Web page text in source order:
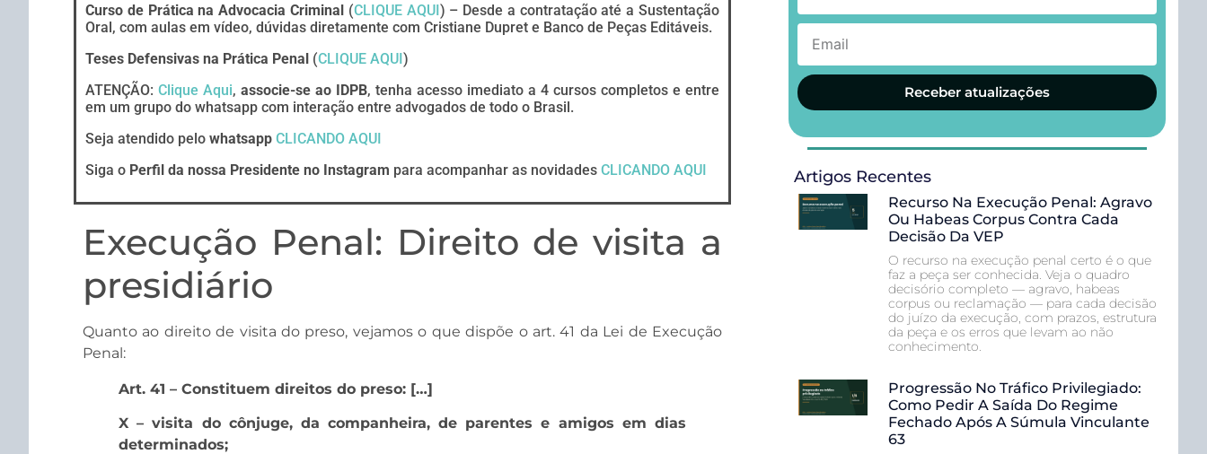
Curso de Prática na Advocacia Criminal(CLIQUE AQUI) – Desde a contratação até a Sustentação
Oral, com aulas em vídeo, dúvidas diretamente com Cristiane Dupret e Banco de Peças Editáveis.
Teses Defensivas na Prática Penal (CLIQUE AQUI)
ATENÇÃO: Clique Aqui, associe-se ao IDPB, tenha acesso imediato a 4 cursos completos e entre
em um grupo do whatsapp com interação entre advogados de todo o Brasil.
Seja atendido pelo whatsapp CLICANDO AQUI
Siga o Perfil da nossa Presidente no Instagram para acompanhar as novidades CLICANDO AQUI
Execução Penal: Direito de visita a
presidiário
Quanto ao direito de visita do preso, vejamos o que dispõe o art. 41 da Lei de Execução
Penal:
Art. 41 – Constituem direitos do preso: […]
X – visita do cônjuge, da companheira, de parentes e amigos em dias
determinados;
Receber atualizações
Artigos Recentes
Recurso Na Execução Penal: Agravo
Ou Habeas Corpus Contra Cada
Decisão Da VEP
O recurso na execução penal certo é o que
faz a peça ser conhecida. Veja o quadro
decisório completo — agravo, habeas
corpus ou reclamação — para cada decisão
do juízo da execução, com prazos, estrutura
da peça e os erros que levam ao não
conhecimento.
Progressão No Tráfico Privilegiado:
Como Pedir A Saída Do Regime
Fechado Após A Súmula Vinculante
63